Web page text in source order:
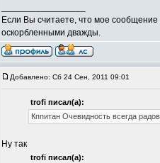
Если Вы считаете, что мое сообщение
оскорбленными дважды.
Добавлено: Сб 24 Сен, 2011 09:01
trofi писал(а):
Кппитан Очевидность всегда
Ну так
trofi писал(а):